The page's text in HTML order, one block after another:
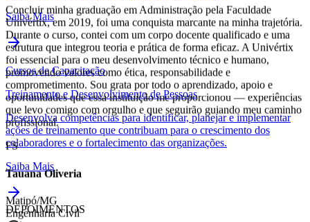
Saiba Mais
Cursos de Capacitação
Treinamento e Desenvolvimento de Pessoas
Desenvolva competências para identificar, planejar e implementar
ações de treinamento que contribuam para o crescimento dos
colaboradores e o fortalecimento das organizações.
Saiba Mais
DEPOIMENTOS
Concluir minha graduação em Administração pela Faculdade
Univértix, em 2019, foi uma conquista marcante na minha trajetória.
Durante o curso, contei com um corpo docente qualificado e uma
estrutura que integrou teoria e prática de forma eficaz. A Univértix
foi essencial para o meu desenvolvimento técnico e humano,
promovendo valores como ética, responsabilidade e
comprometimento. Sou grata por todo o aprendizado, apoio e
oportunidades que essa instituição me proporcionou — experiências
que levo comigo com orgulho e que seguirão guiando meu caminho
profissional.
FS
Tauana Oliveria